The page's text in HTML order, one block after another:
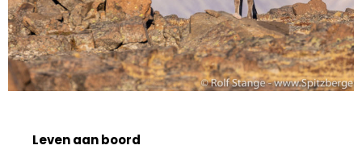
Levenaan boord